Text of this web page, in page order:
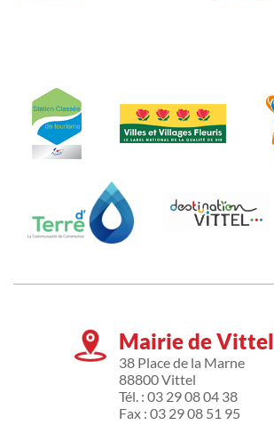
Mairie de Vittel
38 Place de la Marne
88800 Vittel
Tél. : 03 29 08 04 38
Fax : 03 29 08 51 95